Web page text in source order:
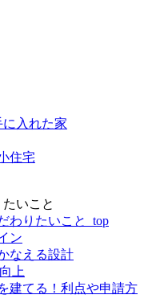
入れた家
住宅
いこと
わりたいこと_top
ン
なえる設計
上
建てる！利点や申請方